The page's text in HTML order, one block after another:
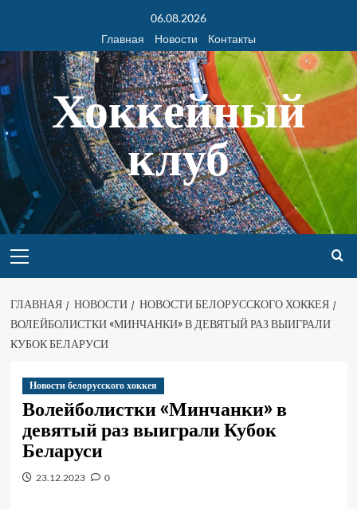
06.08.2026
Главная
Новости Контакты
Хоккейный
клуб
ГЛАВНАЯ НОВОСТИ
НОВОСТИ БЕЛОРУССКОГО ХОККЕЯ
ВОЛЕЙБОЛИСТКИ «МИНЧАНКИ» В ДЕВЯТЫЙ РАЗ ВЫИГРАЛИ
КУБОК БЕЛАРУСИ
Новости белорусского хоккея
Волейболистки «Минчанки» в
девятый раз выиграли Кубок
Беларуси
23.12.2023 0